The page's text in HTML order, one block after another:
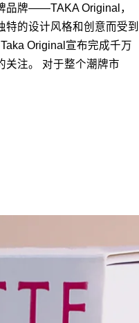
品牌——TAKA Original，
的设计风格和创意而受到
Original宣布完成千万
关注。 对于整个潮牌市